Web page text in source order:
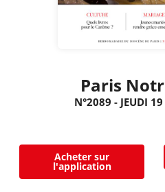
Paris
N°2089 - JEUDI
Acheter sur
l'application